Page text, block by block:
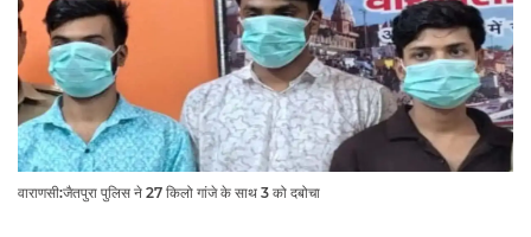
वाराणसी:जैतपुरा पुलिस ने 27 किलो गांजे के साथ 3 को दबोचा